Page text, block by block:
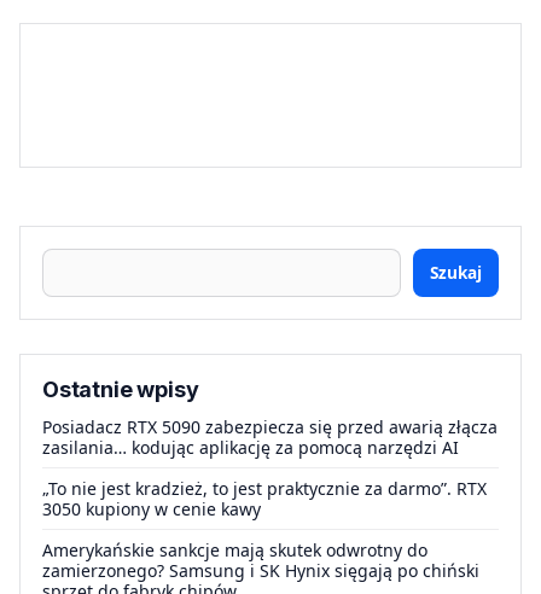
Szukaj
Ostatnie wpisy
Posiadacz RTX 5090 zabezpiecza się przed awarią złącza
zasilania… kodując aplikację za pomocą narzędzi AI
„To nie jest kradzież, to jest praktycznie za darmo”. RTX
3050 kupiony w cenie kawy
Amerykańskie sankcje mają skutek odwrotny do
zamierzonego? Samsung i SK Hynix sięgają po chiński